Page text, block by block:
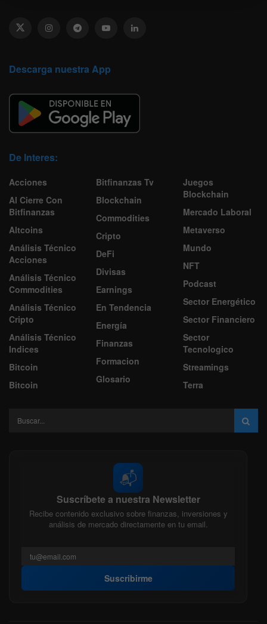
Descarga nuestra App
De Interes:
Acciones
Al Cierre Con
Bitfinanzas
Altcoins
Análisis Técnico
Acciones
Análisis Técnico
Commodities
Análisis Técnico
Cripto
Análisis Técnico
Indices
Bitcoin
Bitcoin
Bitfinanzas Tv
Blockchain
Commodities
Cripto
DeFi
Divisas
Earnings
En Tendencia
Energía
Finanzas
Formacion
Glosario
Juegos
Blockchain
Mercado Laboral
Metaverso
Mundo
NFT
Podcast
Sector Energético
Sector Financiero
Sector
Tecnologico
Streamings
Terra
📬
Suscríbete a nuestra Newsletter
Recibe contenido exclusivo sobre finanzas, inversiones y
análisis de mercado directamente en tu email.
Suscribirme